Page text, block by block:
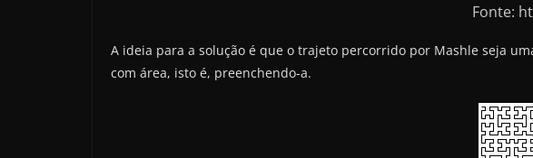
Fonte:
A ideia para a solução é que o trajeto percorrido por Mashle seja
com área, isto é, preenchendo-a.